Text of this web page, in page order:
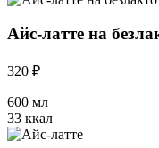
Айс-латте на
320 ₽
600 мл
33 ккал